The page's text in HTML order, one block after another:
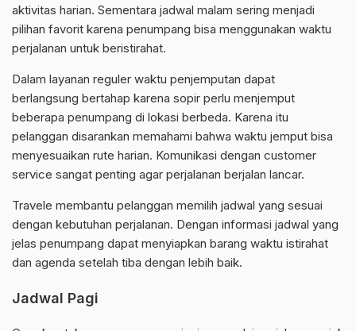
aktivitas harian. Sementara jadwal malam sering menjadi
pilihan favorit karena penumpang bisa menggunakan waktu
perjalanan untuk beristirahat.
Dalam layanan reguler waktu penjemputan dapat
berlangsung bertahap karena sopir perlu menjemput
beberapa penumpang di lokasi berbeda. Karena itu
pelanggan disarankan memahami bahwa waktu jemput bisa
menyesuaikan rute harian. Komunikasi dengan customer
service sangat penting agar perjalanan berjalan lancar.
Travele membantu pelanggan memilih jadwal yang sesuai
dengan kebutuhan perjalanan. Dengan informasi jadwal yang
jelas penumpang dapat menyiapkan barang waktu istirahat
dan agenda setelah tiba dengan lebih baik.
Jadwal Pagi